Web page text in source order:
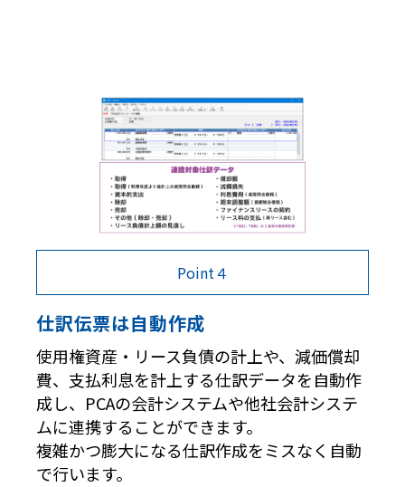
Point４
仕訳伝票は自動作成
使用権資産・リース負債の計上や、減価償却
費、支払利息を計上する仕訳データを自動作
成し、PCAの会計システムや他社会計システ
ムに連携することができます。
複雑かつ膨大になる仕訳作成をミスなく自動
で行います。